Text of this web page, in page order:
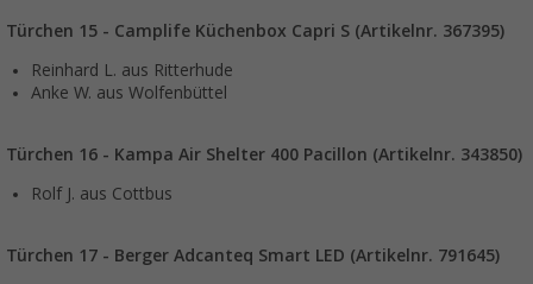
Türchen 15 - Camplife Küchenbox Capri S (Artikelnr. 367395)
Reinhard L. aus Ritterhude
Anke W. aus Wolfenbüttel
Türchen 16 - Kampa Air Shelter 400 Pacillon (Artikelnr. 343850)
Rolf J. aus Cottbus
Türchen 17 - Berger Adcanteq Smart LED (Artikelnr. 791645)